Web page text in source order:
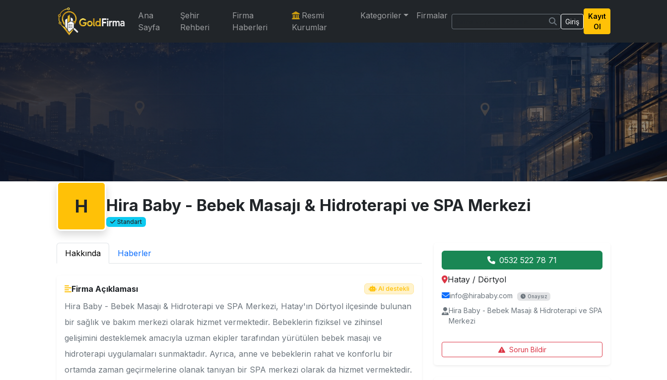
Ana
Sayfa
Şehir
Rehberi
Firma
Haberleri
Resmi
Kurumlar
Kategoriler Firmalar
Giriş
Kayıt
Ol
H Hira Baby - Bebek Masajı & Hidroterapi ve SPA Merkezi
Standart
Hakkında Haberler
Firma Açıklaması AI destekli
Hira Baby - Bebek Masajı & Hidroterapi ve SPA Merkezi, Hatay'ın Dörtyol ilçesinde bulunan
bir sağlık ve bakım merkezi olarak hizmet vermektedir. Bebeklerin fiziksel ve zihinsel
gelişimini desteklemek amacıyla uzman ekipler tarafından yürütülen bebek masajı ve
hidroterapi uygulamaları sunmaktadır. Ayrıca, anne ve bebeklerin rahat ve konforlu bir
ortamda zaman geçirmelerine olanak tanıyan bir SPA merkezi olarak da hizmet vermektedir.
0532 522 78 71
Hatay / Dörtyol
info@hirababy.com Onaysız
Hira Baby - Bebek Masajı & Hidroterapi ve SPA
Merkezi
Sorun Bildir